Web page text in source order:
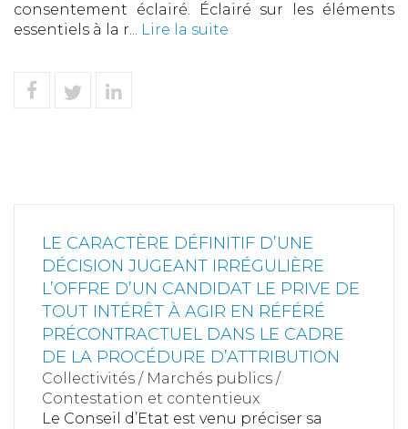
consentement éclairé. Éclairé sur les éléments
essentiels à la r... Lire la suite
LE CARACTÈRE DÉFINITIF D’UNE
DÉCISION JUGEANT IRRÉGULIÈRE
L’OFFRE D’UN CANDIDAT LE PRIVE DE
TOUT INTÉRÊT À AGIR EN RÉFÉRÉ
PRÉCONTRACTUEL DANS LE CADRE
DE LA PROCÉDURE D’ATTRIBUTION
Collectivités / Marchés publics /
Contestation et contentieux
Le Conseil d’Etat est venu préciser sa